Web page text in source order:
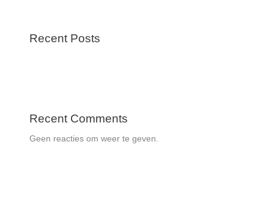
Recent Posts
Recent Comments
Geen reacties om weer te geven.